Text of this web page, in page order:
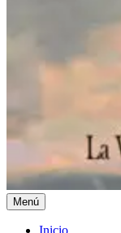
Menú
Inicio